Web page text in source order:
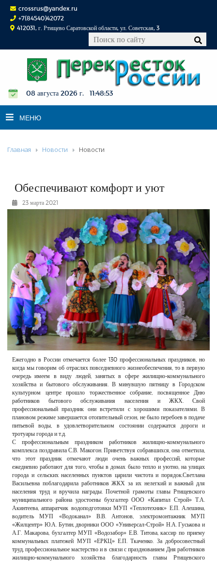
crossrus@yandex.ru
+7(84540)42072
412031, г. Ртищево Саратовской области, ул. Советская, 3
08 августа 2026 г. 11:48:53
МЕНЮ
НОВОСТИ
К СВЕДЕНИЮ
ФОТОРЕПОРТАЖИ
РЕКЛАМОДАТЕЛЯМ
ОБЪЯВЛЕНИЯ
КОНТАКТЫ
Главная Новости Новости
Обеспечивают комфорт и уют
23 марта 2021
Ежегодно в России отмечается более 130 профессиональных праздников, но
когда мы говорим об отраслях повседневного жизнеобеспечения, то в первую
очередь имеем в виду людей, занятых в сфере жилищно-коммунального
хозяйства и бытового обслуживания. В минувшую пятницу в Городском
культурном центре прошло торжественное собрание, посвященное Дню
работников бытового обслуживания населения и ЖКХ. Свой
профессиональный праздник они встретили с хорошими показателями. В
плановом режиме завершается отопительный сезон, не было перебоев в подаче
питьевой воды, в удовлетворительном состоянии содержатся дороги и
тротуары города и т.д.
С профессиональным праздником работников жилищно-коммунального
комплекса поздравила С.В. Макогон. Приветствуя собравшихся, она отметила,
что этот праздник отмечают люди очень важных профессий, которые
ежедневно работают для того, чтобы в домах было тепло и уютно, на улицах
города и сельских населенных пунктов царили чистота и порядок.Светлана
Васильевна поблагодарила работников ЖКХ за их нелегкий и важный для
населения труд и вручила награды. Почетной грамоты главы Ртищевского
муниципального района удостоены бухгалтер ООО «Капитал Строй» Т.А.
Акинтеева, аппаратчик водоподготовки МУП «Теплотехник» Е.П. Алешина,
водитель МУП «Водоканал» В.В. Антонов, электромонтажник МУП
«Жилцентр» Ю.А. Бутин, дворники ООО «Универсал-Строй» Н.А. Гуськова и
А.Г. Макарова, бухгалтер МУП «Водозабор» Е.В. Титова, кассир по приему
коммунальных платежей МУП «ЕРКЦ» Е.П. Ткаченко. За добросовестный
труд, профессиональное мастерство и в связи с празднованием Дня работников
жилищно-коммунального хозяйства благодарность главы Ртищевского